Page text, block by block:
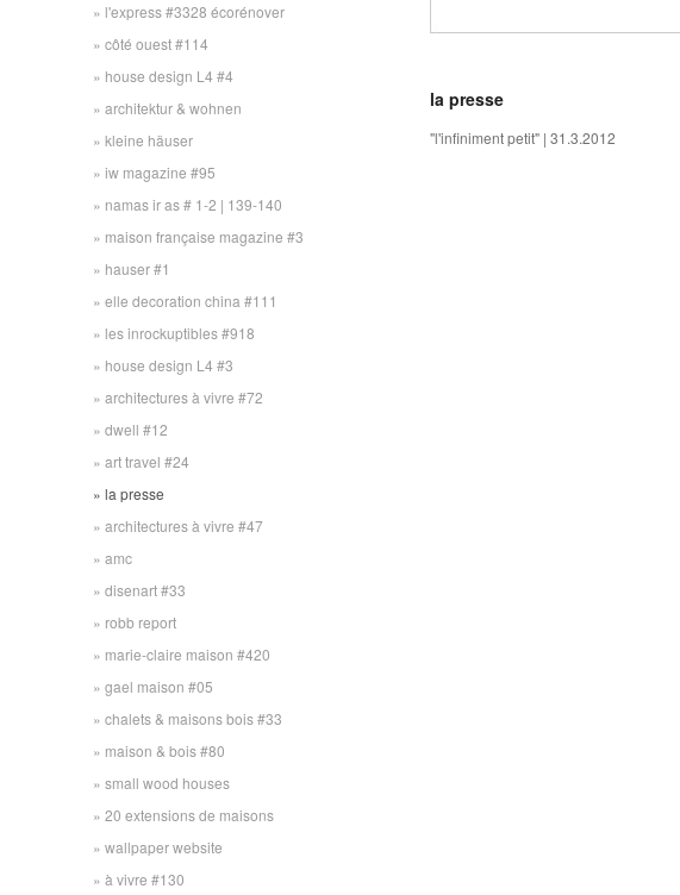
l'express #3328 écorénover
côté ouest #114
house design L4 #4
architektur & wohnen
kleine häuser
iw magazine #95
namas ir as # 1-2 | 139-140
maison française magazine #3
hauser #1
elle decoration china #111
les inrockuptibles #918
house design L4 #3
architectures à vivre #72
dwell #12
art travel #24
la presse
architectures à vivre #47
amc
disenart #33
robb report
marie-claire maison #420
gael maison #05
chalets & maisons bois #33
maison & bois #80
small wood houses
20 extensions de maisons
wallpaper website
à vivre #130
la presse
"l'infiniment petit" | 31.3.2012